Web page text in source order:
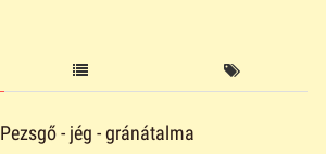
Pezsgő - jég - gránátalma